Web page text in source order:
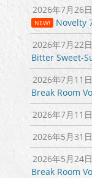
ョ
ン
2026年7月26日
NEW!
Novelty
2026年7月22日
Bitter Sweet-
2026年7月11日
Break Room
2026年7月11日
2026年5月31日
2026年5月24日
Break Room